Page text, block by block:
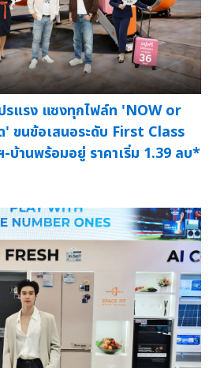
รแรง แซงทุกไฟล์ท 'NOW or
' ขนข้อเสนอระดับ First Class
บ้านพร้อมอยู่ ราคาเริ่ม 1.39 ลบ*